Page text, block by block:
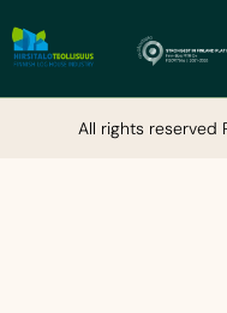
All rights reserved